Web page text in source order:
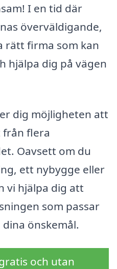
I en tid där
överväldigande,
rätt firma som kan
hjälpa dig på vägen
dig möjligheten att
flera
Oavsett om du
ett nybygge eller
vi hjälpa dig att
som passar
önskemål.
och utan